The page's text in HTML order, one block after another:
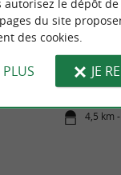
Que faire
4,5 km
le dépôt
du site
des cookies.
PLUS JE